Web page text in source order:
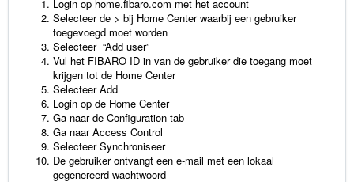
Login op home.fibaro.com met het account
Selecteer de > bij Home Center waarbij een gebruiker
toegevoegd moet worden
Selecteer “Add user”
Vul het FIBARO ID in van de gebruiker die toegang moet
krijgen tot de Home Center
Selecteer Add
Login op de Home Center
Ga naar de Configuration tab
Ga naar Access Control
Selecteer Synchroniseer
De gebruiker ontvangt een e-mail met een lokaal
gegenereerd wachtwoord